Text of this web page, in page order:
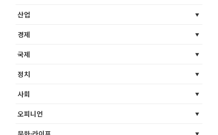
산업
경제
국제
정치
사회
오피니언